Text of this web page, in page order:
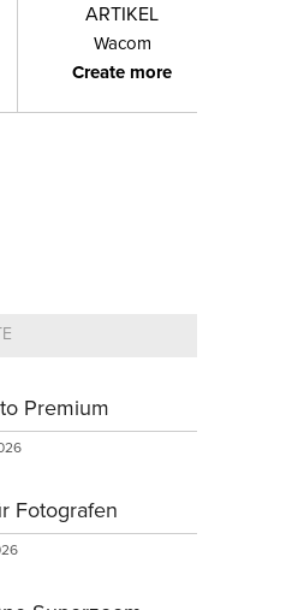
ARTIKEL
Wacom
Create more
Premium
Fotografen